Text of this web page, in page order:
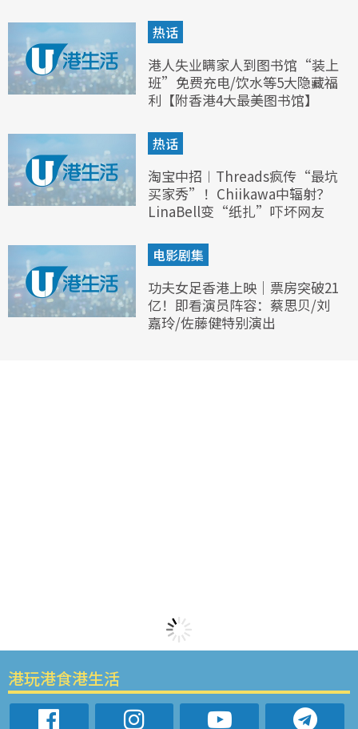
热话
港人失业瞒家人到图书馆“装上
班”免费充电/饮水等5大隐藏福
利【附香港4大最美图书馆】
热话
淘宝中招︱Threads疯传“最坑
买家秀”！Chiikawa中辐射？
LinaBell变“纸扎”吓坏网友
电影剧集
功夫女足香港上映｜票房突破21
亿！即看演员阵容：蔡思贝/刘
嘉玲/佐藤健特别演出
港玩港食港生活